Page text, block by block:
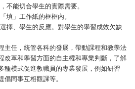
不能切合學生的實際需要。
填」工作紙的框框內。
擇、學生的反應。對學生的學習成效欠缺
主任，統管各科的發展，帶動課程和教學法
改革和學習方面的自主權和專業判斷，了解
種模式促進教職員的專業發展，例如研習
同事互相觀課等。